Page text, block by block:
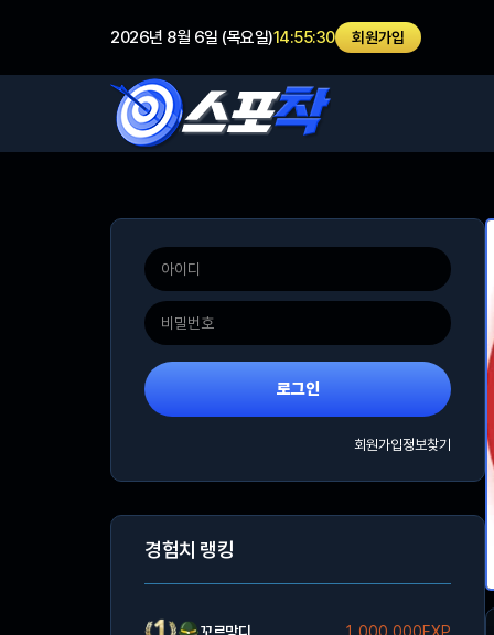
2026년 8월 6일 (목요일)14:55:30 회원가입
로그인
회원가입정보찾기
경험치 랭킹